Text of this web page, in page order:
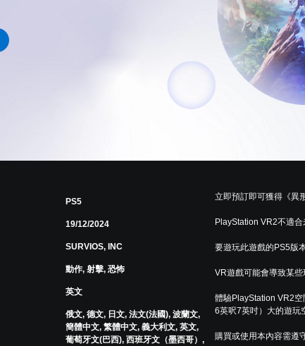
PS5
19/12/2024
SURVIOS, INC
動作, 射擊, 恐怖
英文
俄文, 德文, 日文, 法文(法國), 波蘭文,
簡體中文, 繁體中文, 義大利文, 英文,
葡萄牙文(巴西), 西班牙文（墨西哥）,
立即預訂即可獲得《異
PlayStation VR2不適
要遊玩此遊戲的PS5版
VR遊戲可能會導致某些
體驗PlayStation VR2
6英呎7英吋）大的遊玩
購買或使用本內容需遵